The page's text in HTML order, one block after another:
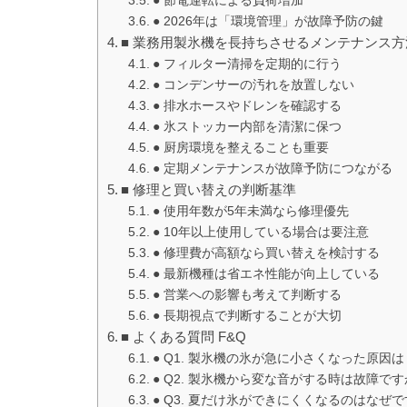
● 2026年は「環境管理」が故障予防の鍵
■ 業務用製氷機を長持ちさせるメンテナンス
● フィルター清掃を定期的に行う
● コンデンサーの汚れを放置しない
● 排水ホースやドレンを確認する
● 氷ストッカー内部を清潔に保つ
● 厨房環境を整えることも重要
● 定期メンテナンスが故障予防につながる
■ 修理と買い替えの判断基準
● 使用年数が5年未満なら修理優先
● 10年以上使用している場合は要注意
● 修理費が高額なら買い替えを検討する
● 最新機種は省エネ性能が向上している
● 営業への影響も考えて判断する
● 長期視点で判断することが大切
■ よくある質問 F&Q
● Q1. 製氷機の氷が急に小さくなった原因は
● Q2. 製氷機から変な音がする時は故障です
● Q3. 夏だけ氷ができにくくなるのはなぜで